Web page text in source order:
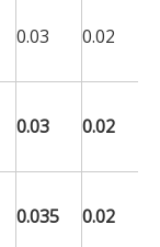
0.03 0.02
0.03 0.02
0.035 0.02